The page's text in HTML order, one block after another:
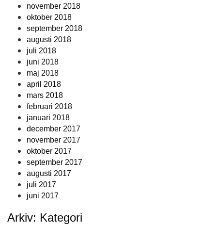
november 2018
oktober 2018
september 2018
augusti 2018
juli 2018
juni 2018
maj 2018
april 2018
mars 2018
februari 2018
januari 2018
december 2017
november 2017
oktober 2017
september 2017
augusti 2017
juli 2017
juni 2017
Arkiv: Kategori